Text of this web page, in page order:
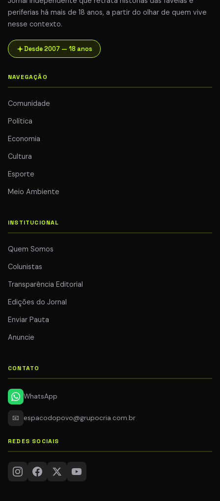
periferias há mais de 18 anos, a partir do olhar de quem vive
nesse contexto.
Desde 2007 — 18 anos
NAVEGAÇÃO
Comunidade
Política
Economia
Cultura
Esporte
Meio Ambiente
INSTITUCIONAL
Quem Somos
Colunistas
Transparência Editorial
Edições do Jornal
Enviar Pauta
Anuncie
CONTATO
WhatsApp
📧 espacodopovo@grupocria.com.br
REDES SOCIAIS